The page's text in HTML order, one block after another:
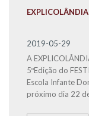
2019-05-29
A
5ºEdição do
Escola Infante
próximo dia 22